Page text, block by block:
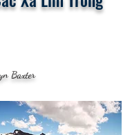
Baxter